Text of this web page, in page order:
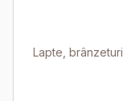
Lapte,